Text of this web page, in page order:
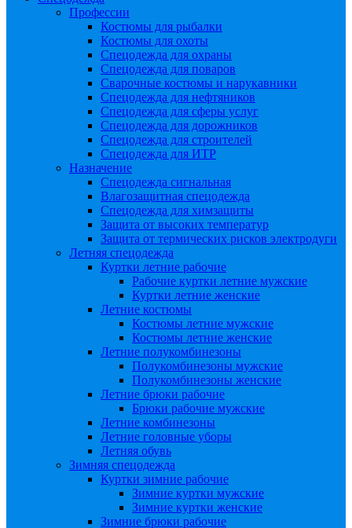
Профессии
Костюмы для рыбалки
Костюмы для охоты
Спецодежда для охраны
Спецодежда для поваров
Сварочные костюмы и нарукавники
Спецодежда для нефтяников
Спецодежда для сферы услуг
Спецодежда для дорожников
Спецодежда для строителей
Спецодежда для ИТР
Назначение
Спецодежда сигнальная
Влагозащитная спецодежда
Спецодежда для химзащиты
Защита от высоких температур
Защита от термических рисков электродуги
Летняя спецодежда
Куртки летние рабочие
Рабочие куртки летние мужские
Куртки летние женские
Летние костюмы
Костюмы летние мужские
Костюмы летние женские
Летние полукомбинезоны
Полукомбинезоны мужские
Полукомбинезоны женские
Летние брюки рабочие
Брюки рабочие мужские
Летние комбинезоны
Летние головные уборы
Летняя обувь
Зимняя спецодежда
Куртки зимние рабочие
Зимние куртки мужские
Зимние куртки женские
Зимние брюки рабочие